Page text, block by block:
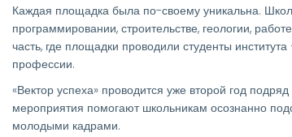
Каждая площадка была по-своему уникальна.
программировании, строительстве, геологии,
часть, где площадки проводили студенты
профессии.
«Вектор успеха» проводится уже второй год
мероприятия помогают школьникам осознанно
молодыми кадрами.